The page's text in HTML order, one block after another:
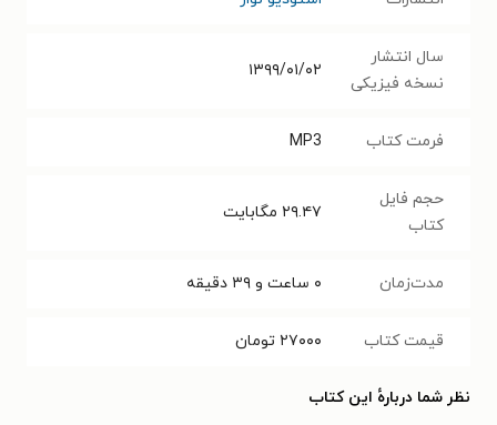
سال انتشار
نسخه فیزیکی
۱۳۹۹/۰۱/۰۲
فرمت کتاب MP3
حجم فایل
کتاب
۲۹.۴۷ مگابایت
مدت‌زمان ۰ ساعت و ۳۹ دقیقه
قیمت کتاب ۲۷۰۰۰ تومان
نظر شما دربارهٔ این کتاب